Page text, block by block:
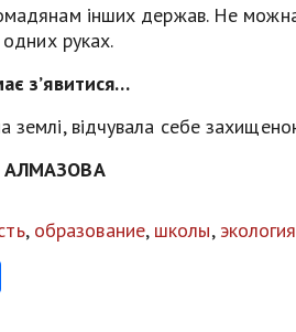
інших держав. Не
руках.
з’явитися…
відчувала себе
АЛМАЗОВА
, образование, школы, экология